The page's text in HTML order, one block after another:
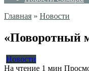
Главная » Новости
«Поворотный
Новости
На чтение 1 мин